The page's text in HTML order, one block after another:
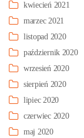
kwiecień 2021
marzec 2021
listopad 2020
październik 2020
wrzesień 2020
sierpień 2020
lipiec 2020
czerwiec 2020
maj 2020